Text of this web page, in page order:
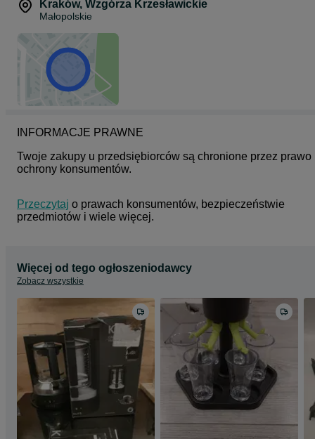
Kraków, Wzgórza Krzesławickie
Małopolskie
INFORMACJE PRAWNE
Twoje zakupy u przedsiębiorców są chronione przez prawo
ochrony konsumentów.
Przeczytaj o prawach konsumentów, bezpieczeństwie
przedmiotów i wiele więcej.
Więcej od tego ogłoszeniodawcy
Zobacz wszystkie